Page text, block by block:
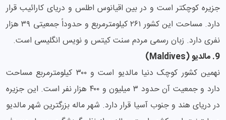
جزیره کوچکتر است و در بین اقیانوس اطلس و دریای کارائیب قرار
دارد. مساحت این کشور ۲۶۱ کیلومترمربع و حدوداً جمعیتی ۳۹ هزار
نفری دارد. زبان رسمی مردم سنت کیتس و نویس انگلیسی است.
9. مالدیو (Maldives)
نهمین کشور کوچک دنیا مالدیو است و ۳۰۰ کیلومترمربع مساحت
دارد و جمعیت آن حدود ۳ میلیون و ۴۰۰ هزار نفر است. این جزیره
در دریای هند و جنوب آسیا قرار دارد. شهر ماله بزرگترین شهر مالدیو